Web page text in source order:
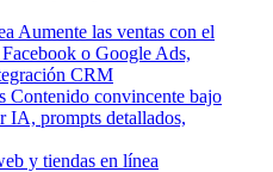
Aumente las ventas con el
o Google Ads,
CRM
Contenido convincente bajo
IA, prompts detallados,
y tiendas en línea